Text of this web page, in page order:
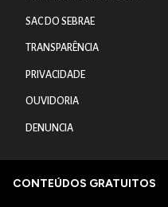
SAC DO SEBRAE
TRANSPARÊNCIA
PRIVACIDADE
OUVIDORIA
DENUNCIA
CONTEÚDOS GRATUITOS